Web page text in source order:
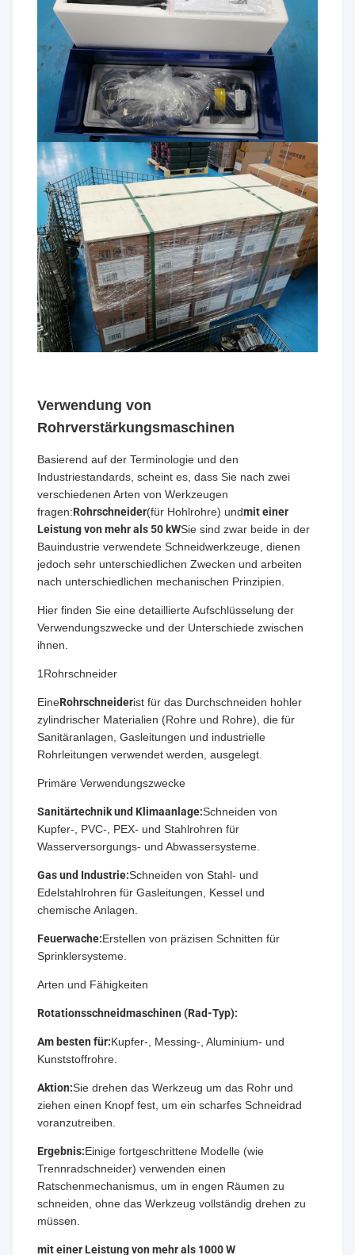
Verwendung von
Rohrverstärkungsmaschinen
Basierend auf der Terminologie und den
Industriestandards, scheint es, dass Sie nach zwei
verschiedenen Arten von Werkzeugen
fragen:Rohrschneider(für Hohlrohre) undmit einer
Leistung von mehr als 50 kWSie sind zwar beide in der
Bauindustrie verwendete Schneidwerkzeuge, dienen
jedoch sehr unterschiedlichen Zwecken und arbeiten
nach unterschiedlichen mechanischen Prinzipien.
Hier finden Sie eine detaillierte Aufschlüsselung der
Verwendungszwecke und der Unterschiede zwischen
ihnen.
1Rohrschneider
EineRohrschneiderist für das Durchschneiden hohler
zylindrischer Materialien (Rohre und Rohre), die für
Sanitäranlagen, Gasleitungen und industrielle
Rohrleitungen verwendet werden, ausgelegt.
Primäre Verwendungszwecke
Sanitärtechnik und Klimaanlage:Schneiden von
Kupfer-, PVC-, PEX- und Stahlrohren für
Wasserversorgungs- und Abwassersysteme.
Gas und Industrie:Schneiden von Stahl- und
Edelstahlrohren für Gasleitungen, Kessel und
chemische Anlagen.
Feuerwache:Erstellen von präzisen Schnitten für
Sprinklersysteme.
Arten und Fähigkeiten
Rotationsschneidmaschinen (Rad-Typ):
Am besten für:Kupfer-, Messing-, Aluminium- und
Kunststoffrohre.
Aktion:Sie drehen das Werkzeug um das Rohr und
ziehen einen Knopf fest, um ein scharfes Schneidrad
voranzutreiben.
Ergebnis:Einige fortgeschrittene Modelle (wie
Trennradschneider) verwenden einen
Ratschenmechanismus, um in engen Räumen zu
schneiden, ohne das Werkzeug vollständig drehen zu
müssen.
mit einer Leistung von mehr als 1000 W